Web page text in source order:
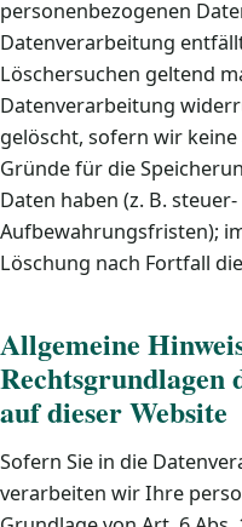
personenbezogenen
Datenverarbeitung
Löschersuchen geltend
Datenverarbeitung
gelöscht, sofern wir
Gründe für die
Daten haben (z. B.
Aufbewahrungsfristen);
Löschung nach Fortfall
Allgemeine
Rechtsgrundlagen
auf dieser Website
Sofern Sie in die
verarbeiten wir Ihre